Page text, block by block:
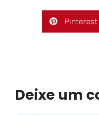
Pinterest
Deixe um